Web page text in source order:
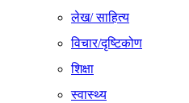
लेख/ साहित्य
विचार/दृष्टिकोण
शिक्षा
स्वास्थ्य